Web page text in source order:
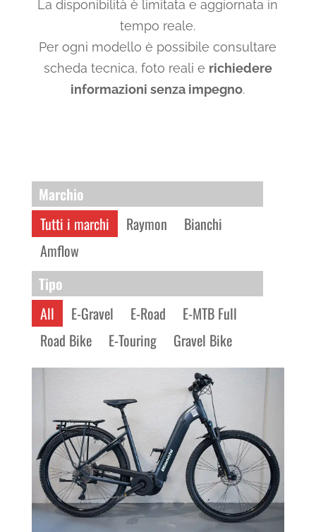
La disponibilità è limitata e aggiornata in
tempo reale.
Per ogni modello è possibile consultare
scheda tecnica, foto reali e richiedere
informazioni senza impegno.
Marchio
Tutti i marchi
Raymon
Bianchi
Amflow
Tipo
All
E-Gravel E-Road
E-MTB Full
Road Bike
E-Touring Gravel Bike